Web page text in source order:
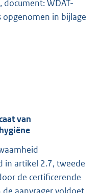
document: WDAT-
opgenomen in bijlage
van
in artikel 2.7, tweede
de certificerende